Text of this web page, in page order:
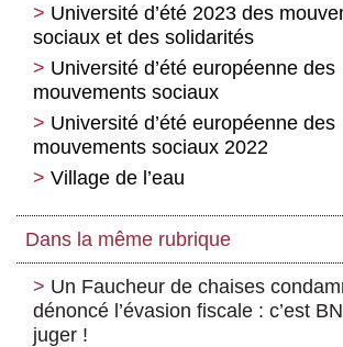
Université d’été 2023 des
sociaux et des solidarités
Université d’été européenne des
mouvements sociaux
Université d’été européenne des
mouvements sociaux 2022
Village de l’eau
Dans la même rubrique
Un Faucheur de chaises
dénoncé l’évasion fiscale : c’est
juger !